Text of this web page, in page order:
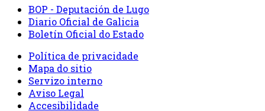
BOP - Deputación de Lugo
Diario Oficial de Galicia
Boletín Oficial do Estado
Política de privacidade
Mapa do sitio
Servizo interno
Aviso Legal
Accesibilidade